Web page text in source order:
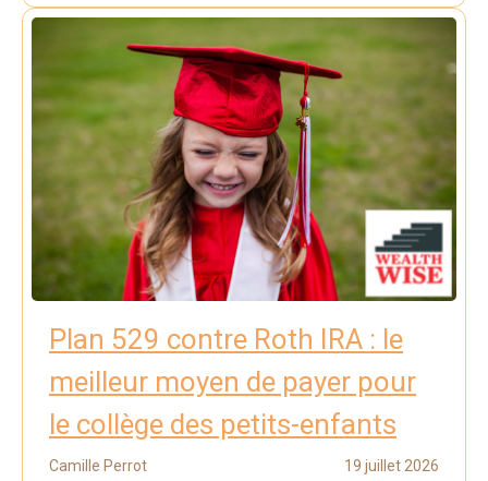
Plan 529 contre Roth IRA : le
meilleur moyen de payer pour
le collège des petits-enfants
Camille Perrot 19 juillet 2026